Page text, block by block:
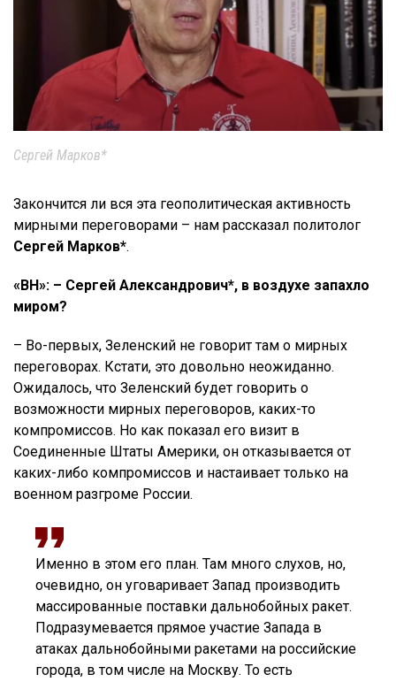
Сергей Марков*
Закончится ли вся эта геополитическая активность
мирными переговорами – нам рассказал политолог
Сергей Марков*.
«ВН»: – Сергей Александрович*, в воздухе запахло
миром?
– Во-первых, Зеленский не говорит там о мирных
переговорах. Кстати, это довольно неожиданно.
Ожидалось, что Зеленский будет говорить о
возможности мирных переговоров, каких-то
компромиссов. Но как показал его визит в
Соединенные Штаты Америки, он отказывается от
каких-либо компромиссов и настаивает только на
военном разгроме России.
Именно в этом его план. Там много слухов, но,
очевидно, он уговаривает Запад производить
массированные поставки дальнобойных ракет.
Подразумевается прямое участие Запада в
атаках дальнобойными ракетами на российские
города, в том числе на Москву. То есть